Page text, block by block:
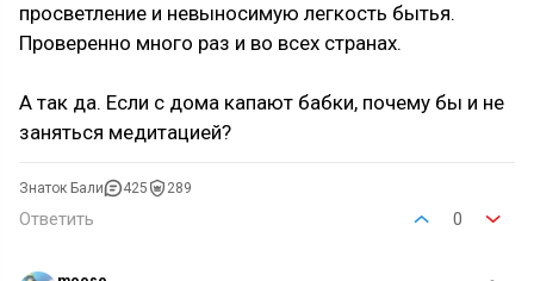
просветление и невыносимую легкость бытья.
Проверенно много раз и во всех странах.
А так да. Если с дома капают бабки, почему бы и не
заняться медитацией?
Знаток Бали 425 289
Ответить 0